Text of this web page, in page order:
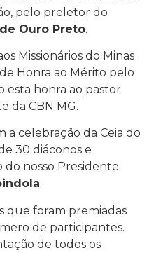
pelo preletor do
Ouro Preto.
Missionários do Minas
Honra ao Mérito pelo
esta honra ao pastor
da CBN MG.
a celebração da Ceia do
30 diáconos e
do nosso Presidente
.
que foram premiadas
de participantes.
de todos os